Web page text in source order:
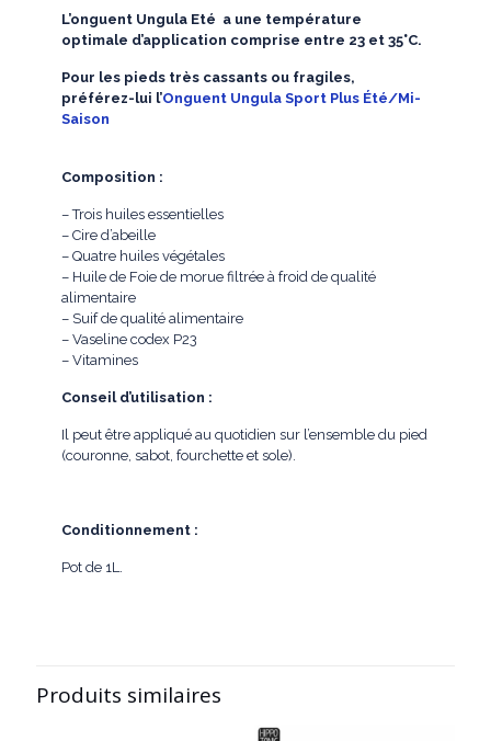
L’onguent Ungula Eté a une température
optimale d’application comprise entre 23 et 35°C.
Pour les pieds très cassants ou fragiles,
préférez-lui l’Onguent Ungula Sport Plus Été/Mi-
Saison
Composition :
– Trois huiles essentielles
– Cire d’abeille
– Quatre huiles végétales
– Huile de Foie de morue filtrée à froid de qualité
alimentaire
– Suif de qualité alimentaire
– Vaseline codex P23
– Vitamines
Conseil d’utilisation :
Il peut être appliqué au quotidien sur l’ensemble du pied
(couronne, sabot, fourchette et sole).
Conditionnement :
Pot de 1L.
Produits similaires